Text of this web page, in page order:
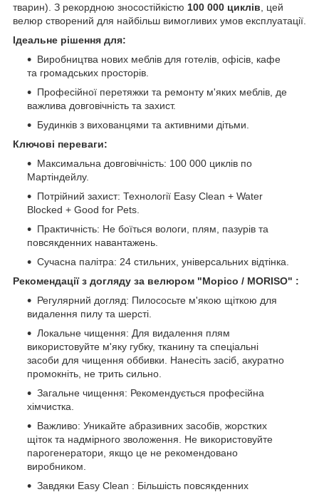
тварин). З рекордною зносостійкістю 100 000 циклів , цей
велюр створений для найбільш вимогливих умов експлуатації.
Ідеальне рішення для:
Виробництва нових меблів для готелів, офісів, кафе
та громадських просторів.
Професійної перетяжки та ремонту м'яких меблів, де
важлива довговічність та захист.
Будинків з вихованцями та активними дітьми.
Ключові переваги:
Максимальна довговічність: 100 000 циклів по
Мартіндейлу.
Потрійний захист: Технології Easy Clean + Water
Blocked + Good for Pets.
Практичність: Не боїться вологи, плям, пазурів та
повсякденних навантажень.
Сучасна палітра: 24 стильних, універсальних відтінка.
Рекомендації з догляду за велюром "Морісо / MORISO" :
Регулярний догляд: Пилососьте м'якою щіткою для
видалення пилу та шерсті.
Локальне чищення: Для видалення плям
використовуйте м'яку губку, тканину та спеціальні
засоби для чищення оббивки. Нанесіть засіб, акуратно
промокніть, не трить сильно.
Загальне чищення: Рекомендується професійна
хімчистка.
Важливо: Уникайте абразивних засобів, жорстких
щіток та надмірного зволоження. Не використовуйте
парогенератори, якщо це не рекомендовано
виробником.
Завдяки Easy Clean : Більшість повсякденних